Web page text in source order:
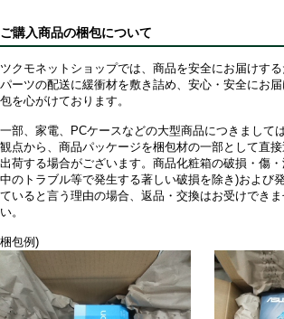
ご購入商品の梱包について
ツクモネットショップでは、商品を安全にお届けす
パーツの配送に緩衝材を敷き詰め、安心・安全にお
包を心がけております。
一部、家電、PCケースなどの大型商品につきまして
観点から、商品パッケージを梱包材の一部として直
出荷する場合がございます。商品化粧箱の破損・傷
中のトラブル等で発生する著しい破損を除き)および
ていると言う理由の場合、返品・交換はお受けでき
い。
梱包例)